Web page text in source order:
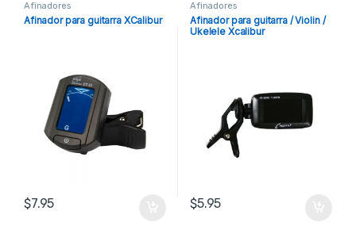
Afinadores
Afinador para guitarra XCalibur
$7.95
Afinadores
Afinador para guitarra / Violin /
Ukelele Xcalibur
$5.95